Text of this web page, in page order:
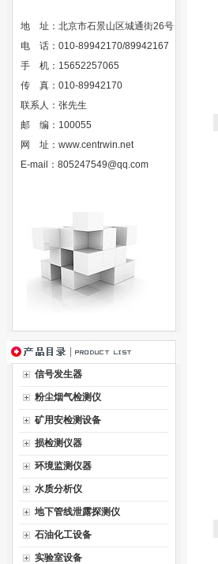
地 址：北京市石景山区城通街26号
电 话：010-89942170/89942167
手 机：15652257065
传 真：010-89942170
联系人：张先生
邮 编：100055
网 址： www.centrwin.net
E-mail： 805247549@qq.com
信号发生器
粉尘烟气检测仪
矿用安检测设备
损检测仪器
环境监测仪器
水质分析仪
地下管线泄露探测仪
石油化工设备
实验室设备